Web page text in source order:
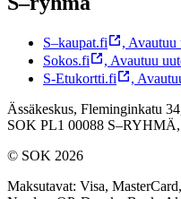
S–kaupat.fi , Avautuu
Sokos.fi
, Avautuu
S-Etukortti.fi
,
Ässäkeskus, Fleminginkatu
SOK PL1 00088 S–RYHMÄ,
© SOK 2026
Maksutavat: Visa,